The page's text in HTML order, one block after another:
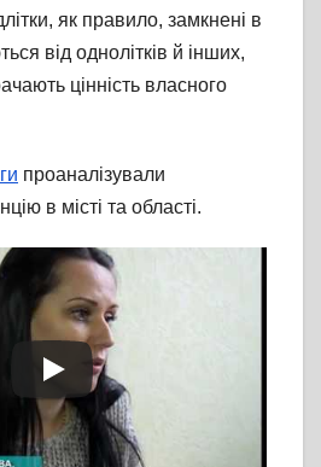
як правило, замкнені в
від однолітків й інших,
цінність власного
проаналізували
в місті та області.